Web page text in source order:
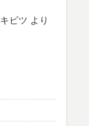
キビツ より